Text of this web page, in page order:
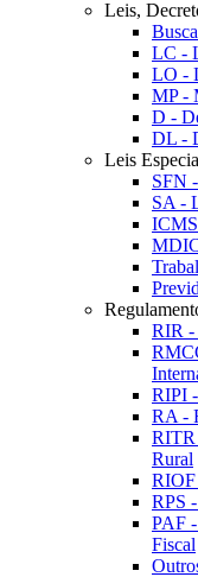
Leis,
LC -
LO -
MP -
D -
DL -
Leis
SFN
SA -
RIR -
RIPI
RA -
RITR
Rural
RIOF
RPS
PAF
Fiscal